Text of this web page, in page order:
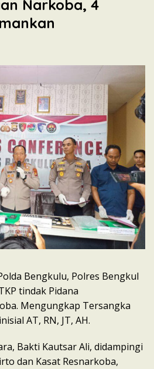
Narkoba, 4
Polda Bengkulu, Polres Bengkul
tindak Pidana
Mengungkap Tersangka
AT, RN, JT, AH.
Bakti Kautsar Ali, didampingi
dan Kasat Resnarkoba,